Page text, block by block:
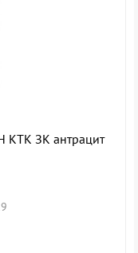
КТК ЗК антрацит